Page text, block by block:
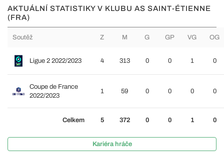
AKTUÁLNÍ STATISTIKY V KLUBU AS SAINT-ÉTIENNE
(FRA)
Soutěž Z M G GP VG OG
Ligue 2 2022/2023 4 313 0 0 1 0
Coupe de France
2022/2023
1 59 0 0 0 0
Celkem 5 372 0 0 1 0
Kariéra hráče